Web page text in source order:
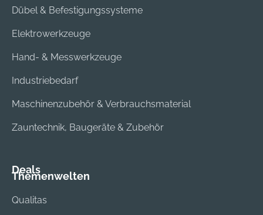
Dübel & Befestigungssysteme
Elektrowerkzeuge
Hand- & Messwerkzeuge
Industriebedarf
Maschinenzubehör & Verbrauchsmaterial
Zauntechnik, Baugeräte & Zubehör
Deals
Themenwelten
Qualitas